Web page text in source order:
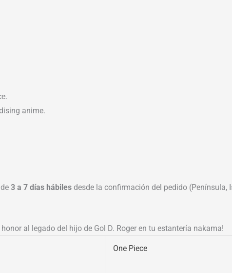
anime.
3 a 7 días hábiles desde la confirmación del pedido (Península,
al legado del hijo de Gol D. Roger en tu estantería nakama!
One Piece